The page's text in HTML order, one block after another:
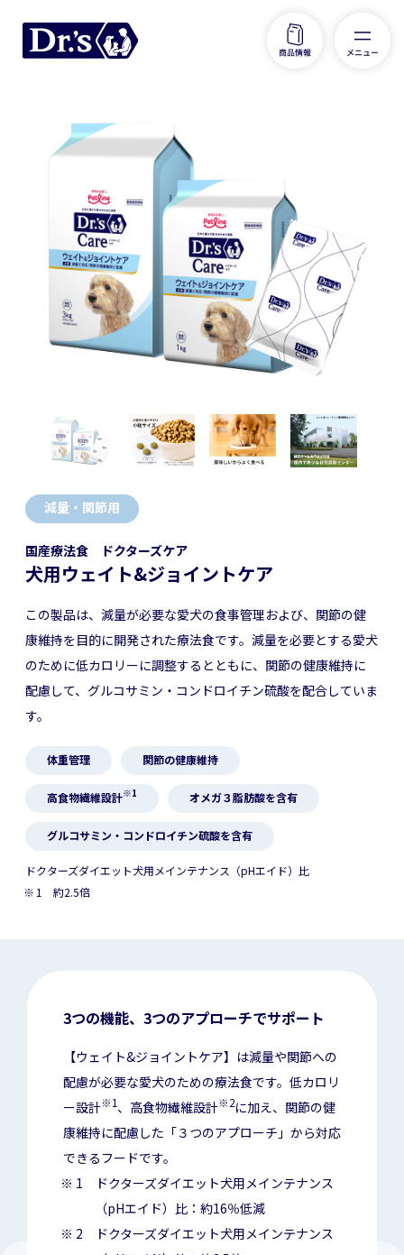
減量・関節用
国産療法食 ドクターズケア
犬用ウェイト&ジョイントケア
この製品は、減量が必要な愛犬の食事管理および、関節の健
康維持を目的に開発された療法食です。減量を必要とする愛犬
のために低カロリーに調整するとともに、関節の健康維持に
配慮して、グルコサミン・コンドロイチン硫酸を配合していま
す。
体重管理 関節の健康維持
高食物繊維設計※1 オメガ３脂肪酸を含有
グルコサミン・コンドロイチン硫酸を含有
ドクターズダイエット犬用メインテナンス（pHエイド）比
1 約2.5倍
3つの機能、3つのアプローチでサポート
【ウェイト&ジョイントケア】は減量や関節への
配慮が必要な愛犬のための療法食です。低カロリ
ー設計※1、高食物繊維設計※2に加え、関節の健
康維持に配慮した「３つのアプローチ」から対応
できるフードです。
1 ドクターズダイエット犬用メインテナンス
（pHエイド）比：約16％低減
2 ドクターズダイエット犬用メインテナンス